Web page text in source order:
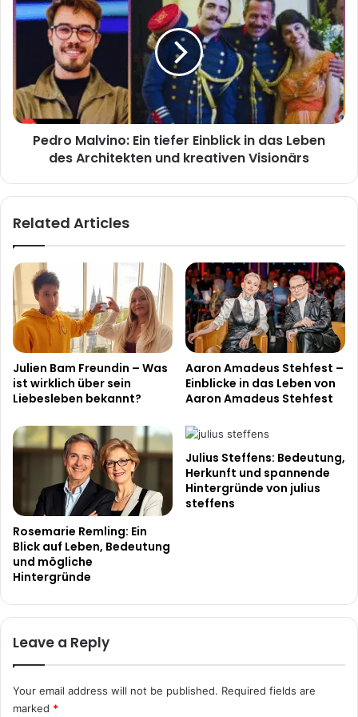
Malvino:
Ein
in
das
Leben
des
Architekten
Pedro Malvino: Ein tiefer Einblick in das Leben
des Architekten und kreativen Visionärs
Related Articles
Julien Bam Freundin – Was
ist wirklich über sein
Liebesleben bekannt?
Aaron Amadeus Stehfest –
Einblicke in das Leben von
Aaron Amadeus Stehfest
Rosemarie Remling: Ein
Blick auf Leben, Bedeutung
und mögliche
Hintergründe
Julius Steffens: Bedeutung,
Herkunft und spannende
Hintergründe von julius
steffens
Leave a Reply
Your email address will not be published. Required fields are
marked *